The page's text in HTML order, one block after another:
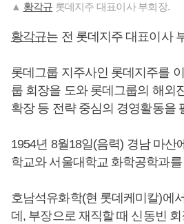
▲ 황각규 롯데지주 대표이사 부회장.
황각규는 전 롯데지주 대표이사
롯데그룹 지주사인 롯데지주를
룹 회장을 도와 롯데그룹의 해외
확장 등 전략 중심의 경영활동을
1954년 8월18일(음력) 경남 마산
학교와 서울대학교 화학공학과
호남석유화학(현 롯데케미칼)에
데, 부장으로 재직할 때 신동빈